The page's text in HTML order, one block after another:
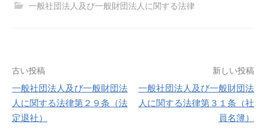
一般社団法人及び一般財団法人に関する法律
投
稿
ナ
古い投稿
一般社団法人及び一般財団法
人に関する法律第２９条（法
定退社）
新しい投稿
一般社団法人及び一般財団法
人に関する法律第３１条（社
員名簿）